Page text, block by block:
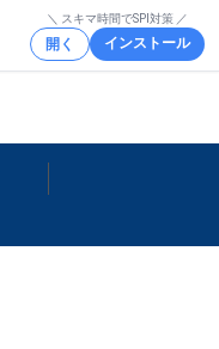
＼ スキマ時間でSPI対策 ／
開く インストール